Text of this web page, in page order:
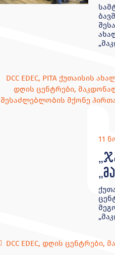
DCC EDEC, PITA ქუთაისის
დღის ცენტრები,
შესაძლებლობის მქონე
11
DCC EDEC, დღის ცენტრები,